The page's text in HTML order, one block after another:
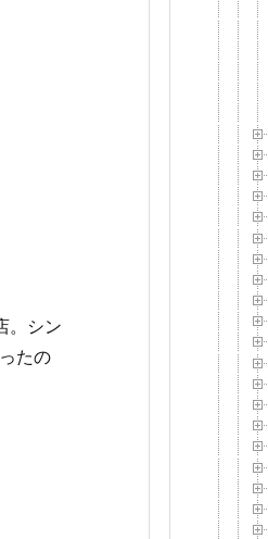
。シン
たの